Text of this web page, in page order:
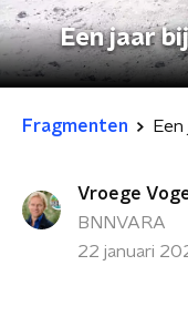
Een jaar
Fragmenten
Vroege
BNNVARA
22 januari